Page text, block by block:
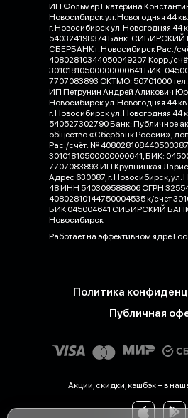
ИП Фольмер Екатерина
Новосибирск ул. Новогодняя 44
г. Новосибирск ул. Новогодняя 44
540324198374 Банк:
СБЕРБАНК г. Новосибирск Рас./
40802810344050049207 Корр./
30101810500000000641 БИК:
7707083893 ОКТМО: 50701000
ИП Петрунин Андрей Аликович Юр.
Новосибирск ул. Новогодняя 44
г. Новосибирск ул. Новогодняя 44
540527302790 Банк: Публичное
общество «Сбербанк России»,
Рас./счёт: №
30101810500000000641, БИК:
7707083893 ИП Крупницкая
Адрес 630087, г. Новосибирск, ул.
48 ИНН 540309588806 ОГРН
40802810144750004535 к/счет
БИК 045004641 СИБИРСКИЙ
Новосибирск
Работает на эффективном ядре
Политика
Публичная
Акции, скидки, кэшбэк − в